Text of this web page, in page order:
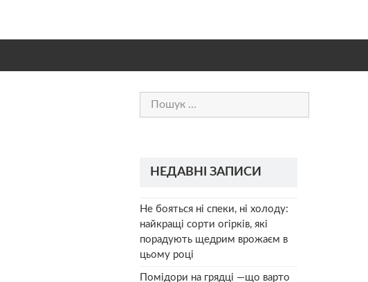
Пошук:
НЕДАВНІ ЗАПИСИ
Не бояться ні спеки, ні холоду:
найкращі сорти огірків, які
порадують щедрим врожаєм в
цьому році
Помідори на грядці —що варто